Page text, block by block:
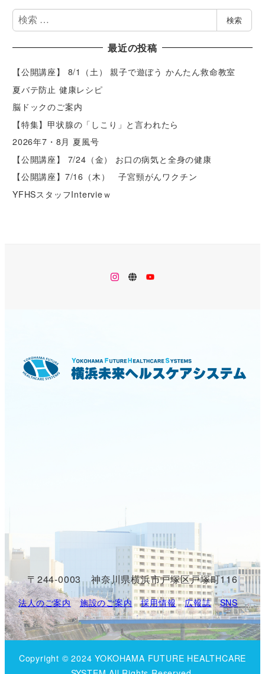
検
索
検索
最近の投稿
【公開講座】 8/1（土） 親子で遊ぼう かんたん救命教室
夏バテ防止 健康レシピ
脳ドックのご案内
【特集】甲状腺の「しこり」と言われたら
2026年7・8月 夏風号
【公開講座】 7/24（金） お口の病気と全身の健康
【公開講座】7/16（木） 子宮頸がんワクチン
YFHSスタッフIntervieｗ
メ メ メ
〒244-0003 神奈川県横浜市戸塚区戸塚町116
法人のご案内 施設のご案内 採用情報 広報誌 SNS
Copyright © 2024 YOKOHAMA FUTURE HEALTHCARE